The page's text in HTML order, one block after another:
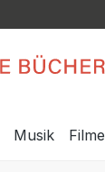
Musik Filme